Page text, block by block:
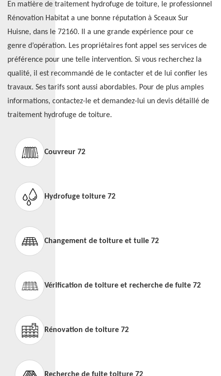
En matière de traitement hydrofuge de toiture, le professionnel
Rénovation Habitat a une bonne réputation à Sceaux Sur
Huisne, dans le 72160. Il a une grande expérience pour ce
genre d’opération. Les propriétaires font appel ses services de
préférence pour une telle intervention. Si vous recherchez la
qualité, il est recommandé de le contacter et de lui confier les
travaux. Ses tarifs sont aussi abordables. Pour de plus amples
informations, contactez-le et demandez-lui un devis détaillé de
traitement hydrofuge de toiture.
Couvreur 72
Hydrofuge toiture 72
Changement de toiture et tuile 72
Vérification de toiture et recherche de fuite 72
Rénovation de toiture 72